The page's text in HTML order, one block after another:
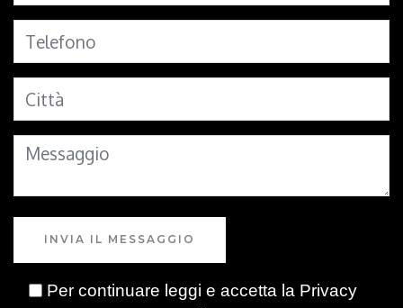
INVIA IL MESSAGGIO
Per continuare leggi e accetta la Privacy